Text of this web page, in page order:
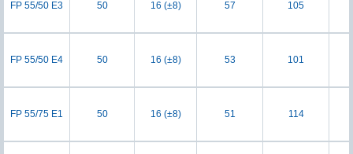
FP 55/50 E3 50 16 (±8) 57 105
FP 55/50 E4 50 16 (±8) 53 101
FP 55/75 E1 50 16 (±8) 51 114